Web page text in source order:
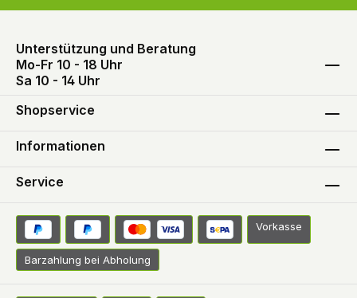
Unterstützung und Beratung
Mo-Fr 10 - 18 Uhr
Sa 10 - 14 Uhr
Shopservice
Informationen
Service
Vorkasse
Barzahlung bei Abholung